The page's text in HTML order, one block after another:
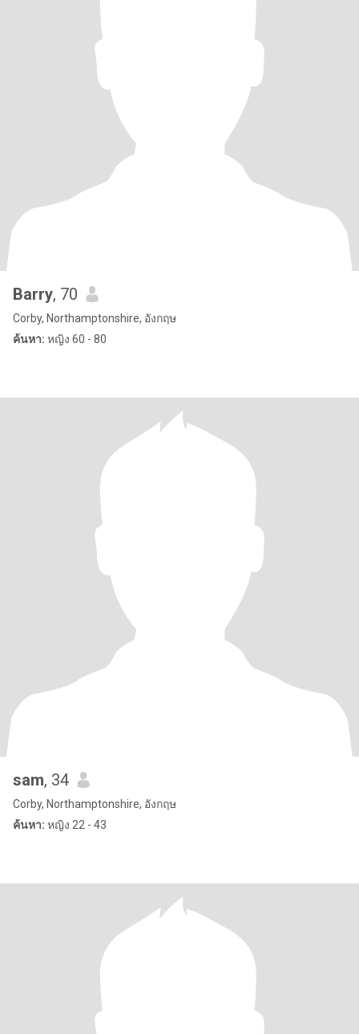
Barry, 70
Corby, Northamptonshire, อังกฤษ
ค้นหา: หญิง 60 - 80
sam, 34
Corby, Northamptonshire, อังกฤษ
ค้นหา: หญิง 22 - 43